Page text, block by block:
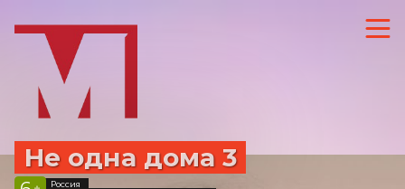
Не одна дома 3
Россия